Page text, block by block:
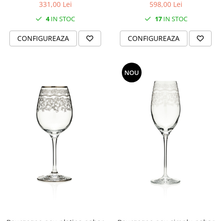
MORRIS&AMP;CO
KINGSLEY
SERENDIPITY GOLD
SERENDIPITY PLATINUM
PATCHWORK WILLOW
BLUE LILY
HIBISCUS
FLORENTINE TURQUOISE
ORCHARD
331,00 Lei
4IN STOC
CONFIGUREAZA
598,00 Lei
17IN STOC
CONFIGUREAZA
NOU